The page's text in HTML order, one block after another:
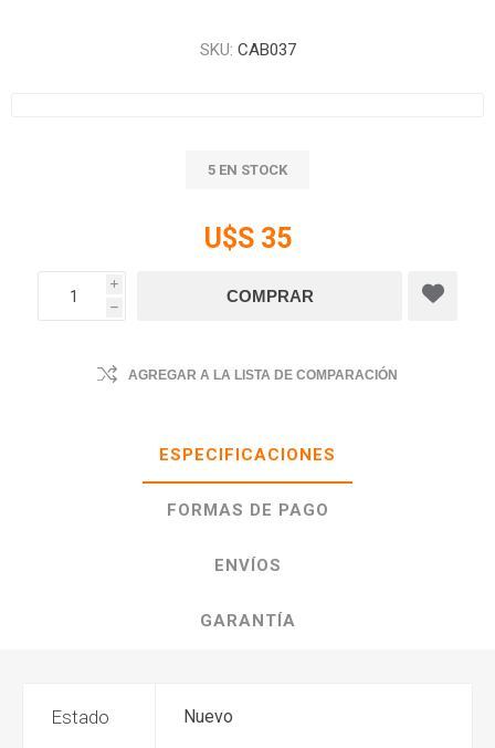
SKU: CAB037
5 EN STOCK
U$S 35
i
h
AGREGAR A LA LISTA DE COMPARACIÓN
ESPECIFICACIONES
FORMAS DE PAGO
ENVÍOS
GARANTÍA
Estado Nuevo